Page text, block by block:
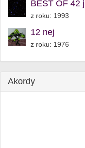
BEST OF 42
z roku: 1993
12 nej
z roku: 1976
Akordy